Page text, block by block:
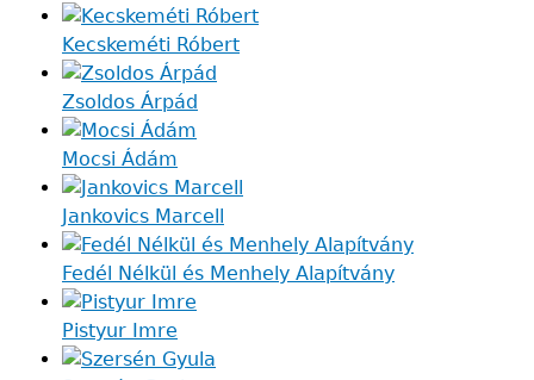
Kecskeméti Róbert
Zsoldos Árpád
Mocsi Ádám
Jankovics Marcell
Fedél Nélkül és Menhely Alapítvány
Pistyur Imre